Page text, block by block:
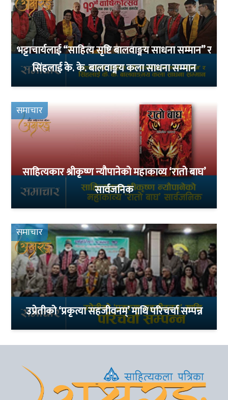
भट्टाचार्यलाई “साहित्य सृष्टि बालवाङ्मय साधना सम्मान” र
सिंहलाई के. के. बालवाङ्मय कला साधना सम्मान
समाचार
साहित्यकार श्रीकृष्ण न्यौपानेको महाकाव्य ‘रातो बाघ’
सार्वजनिक
समाचार
उप्रेतीको ‘प्रकृत्या सहजीवनम्’ माथि परिचर्चा सम्पन्न